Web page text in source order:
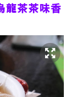
龍茶茶味香